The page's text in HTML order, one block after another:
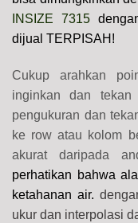
INSIZE 7315
dijual TERPISAH!
Cukup arahkan
inginkan dan
pengukuran dan
ke row atau kolom
akurat daripada
perhatikan bahwa
ketahanan air.
ukur dan interpolasi